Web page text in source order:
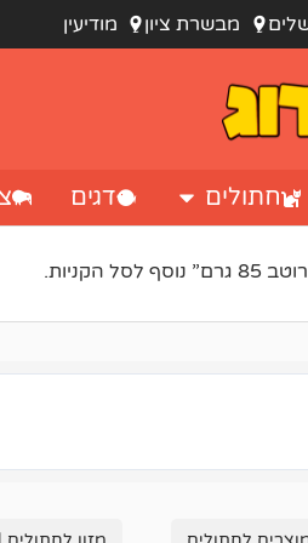
מבשרת ציון מודיעין
חתולים דגים
הקניות.